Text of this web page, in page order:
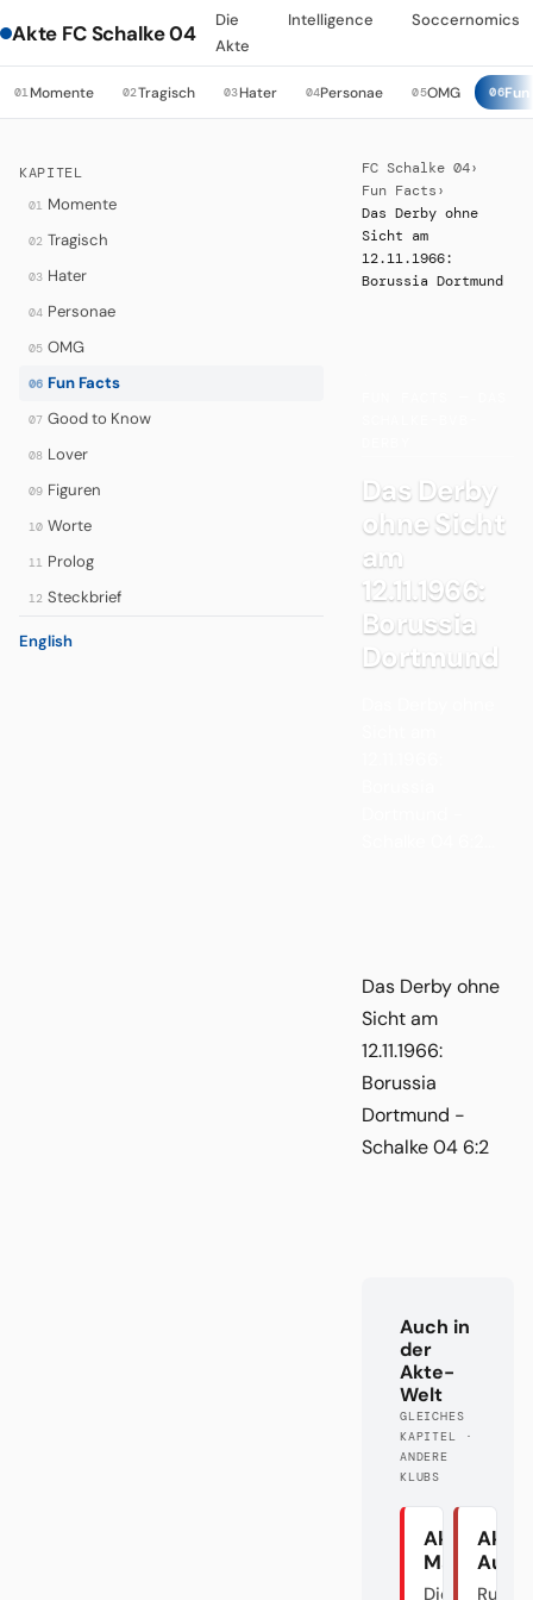
Akte FC Schalke 04
Die
Akte
Intelligence Soccernomics
01Momente 02Tragisch 03Hater 04Personae 05OMG 06
KAPITEL
01 Momente
02 Tragisch
03 Hater
04 Personae
05 OMG
06 Fun Facts
07 Good to Know
08 Lover
09 Figuren
10 Worte
11 Prolog
12 Steckbrief
English
FC Schalke 04›
Fun Facts ›
Das Derby ohne
Sicht am
12.11.1966:
Borussia Dortmund
Das Derby
ohne Sicht
am
12.11.1966:
Borussia
Dortmund
Das Derby ohne
Sicht am
12.11.1966:
Borussia
Dortmund -
Schalke 04 6:2
Auch in
der
Akte-
Welt
GLEICHES
KAPITEL ·
ANDERE
KLUBS
Akte
Mainz
Die graue
Akte